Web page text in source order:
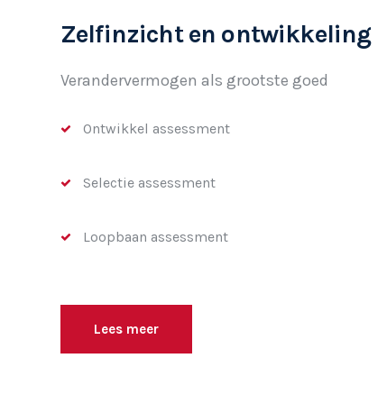
Zelfinzicht en ontwikkeling
Verandervermogen als grootste goed
Ontwikkel assessment
Selectie assessment
Loopbaan assessment
Lees meer